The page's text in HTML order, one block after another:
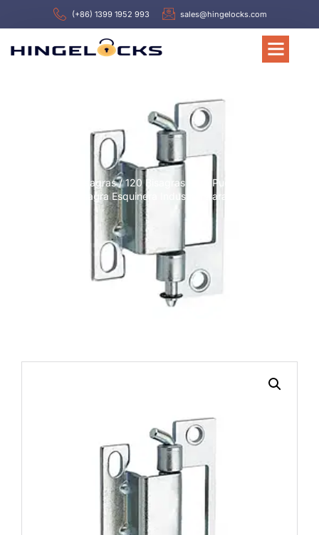
(+86) 1399 1952 993 sales@hingelocks.com
Bisagras/ 120 Bisagras Para Puertas
Hl068 Bisagra Esquinera Industrial Para Armarios